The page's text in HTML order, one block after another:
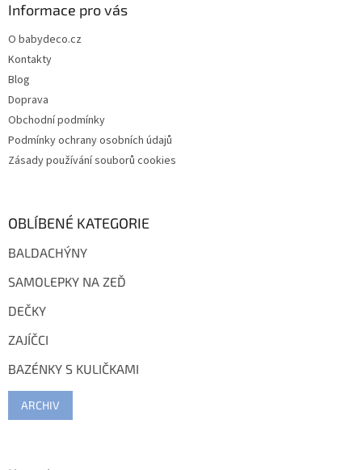
Informace pro vás
O babydeco.cz
Kontakty
Blog
Doprava
Obchodní podmínky
Podmínky ochrany osobních údajů
Zásady používání souborů cookies
OBLÍBENÉ KATEGORIE
BALDACHÝNY
SAMOLEPKY NA ZEĎ
DEČKY
ZAJÍČCI
BAZÉNKY S KULIČKAMI
ARCHIV